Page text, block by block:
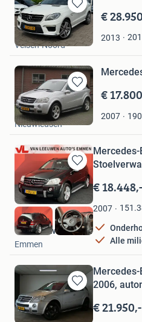
Bewaren
in
Mijn
Favorieten
€
2013
ADM Auto's
Velsen-Noord
Bewaren
in
Mijn
Favorieten
€
2007
Van Spijkeren Auto's
Nieuwleusen
Bewaren
in
Mijn
Favorieten
Mercedes-
€ 18.448,-
2007
Alle
van Leeuwen Auto's
Emmen
Bewaren
in
Mijn
Mercedes-
2006,
€ 21.950,-